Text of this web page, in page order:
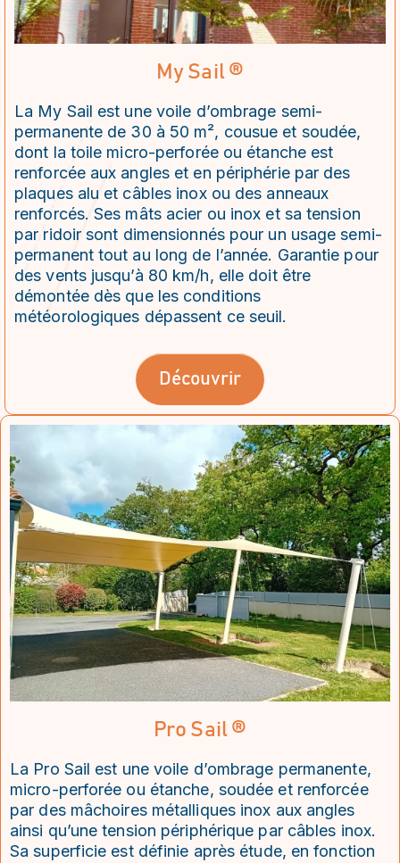
My Sail ®
La My Sail est une voile d’ombrage semi-
permanente de 30 à 50 m², cousue et soudée,
dont la toile micro-perforée ou étanche est
renforcée aux angles et en périphérie par des
plaques alu et câbles inox ou des anneaux
renforcés. Ses mâts acier ou inox et sa tension
par ridoir sont dimensionnés pour un usage semi-
permanent tout au long de l’année. Garantie pour
des vents jusqu’à 80 km/h, elle doit être
démontée dès que les conditions
météorologiques dépassent ce seuil.
Découvrir
Pro Sail ®
La Pro Sail est une voile d’ombrage permanente,
micro-perforée ou étanche, soudée et renforcée
par des mâchoires métalliques inox aux angles
ainsi qu’une tension périphérique par câbles inox.
Sa superficie est définie après étude, en fonction